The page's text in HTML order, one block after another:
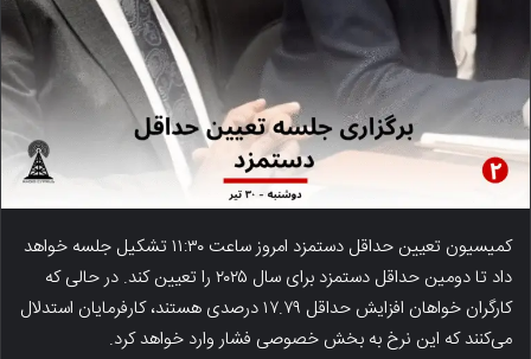
کمیسیون تعیین حداقل دستمزد امروز ساعت ۱۱:۳۰ تشکیل جلسه خواهد
داد تا دومین حداقل دستمزد برای سال ۲۰۲۵ را تعیین کند. در حالی که
کارگران خواهان افزایش حداقل ۱۷.۷۹ درصدی هستند، کارفرمایان استدلال
می‌کنند که این نرخ به بخش خصوصی فشار وارد خواهد کرد.